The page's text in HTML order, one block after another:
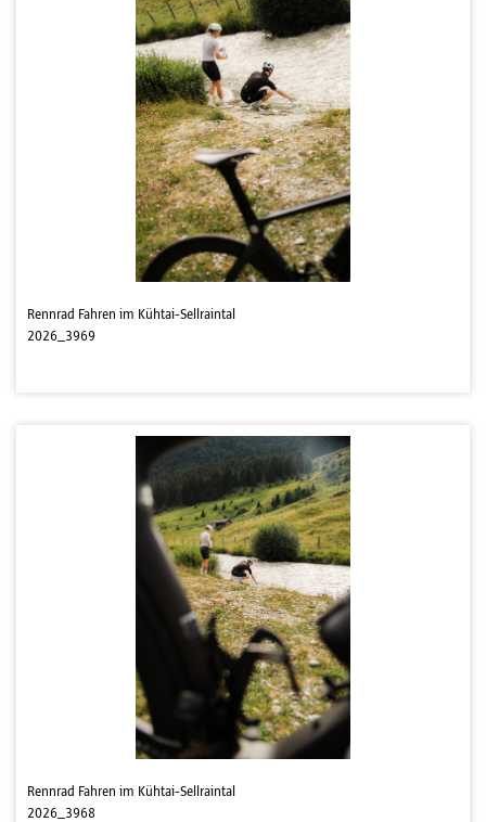
Rennrad Fahren im Kühtai-Sellraintal
2026_3969
Rennrad Fahren im Kühtai-Sellraintal
2026_3968